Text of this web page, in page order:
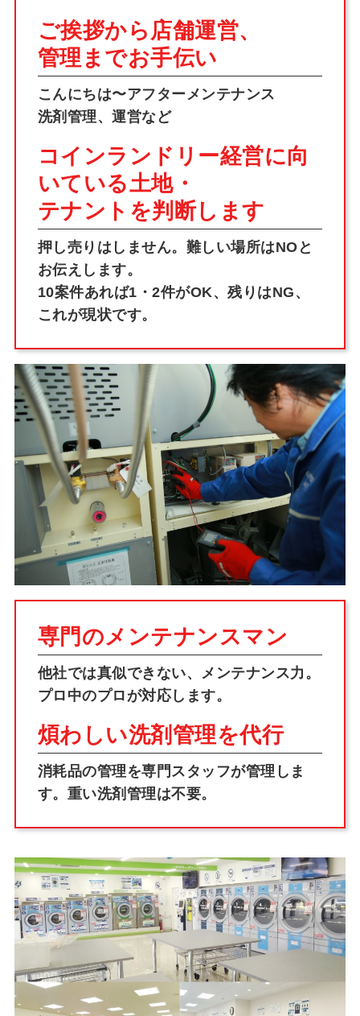
ご挨拶から店舗運営、
管理までお手伝い
こんにちは〜アフターメンテナンス
洗剤管理、運営など
コインランドリー経営に向
いている土地・
テナントを判断します
押し売りはしません。難しい場所はNOと
お伝えします。
10案件あれば1・2件がOK、残りはNG、
これが現状です。
専門のメンテナンスマン
他社では真似できない、メンテナンス力。
プロ中のプロが対応します。
煩わしい洗剤管理を代行
消耗品の管理を専門スタッフが管理しま
す。 重い洗剤管理は不要。